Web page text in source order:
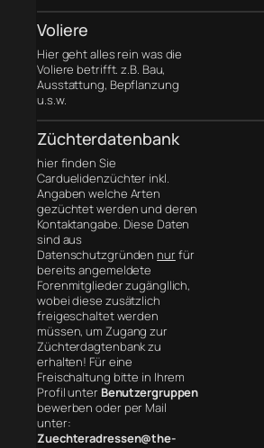
Voliere
Hier geht alles rein was die
Voliere betrifft. z.B. Bau,
Ausstattung, Bepflanzung
u.s.w.
Züchterdatenbank
hier finden Sie
Carduelidenzüchter inkl.
Angaben welche Arten
gezüchtet werden und deren
Kontaktangabe. Diese Daten
sind aus
Datenschutzgründen nurfür
bereits angemeldete
Forenmitglieder zugängllich,
wobei diese zusätzlich
freigeschaltet werden
müssen, um Zugang zur
Züchterdagtenbank zu
erhalten! Für eine
Freischaltung bitte in Ihrem
Profil unter Benutzergruppen
bewerben oder per Mail
unter:
Zuechteradressen@the-